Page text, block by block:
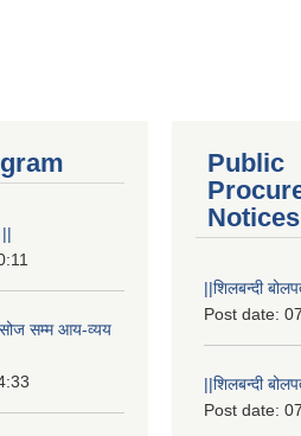
सम्म आय-व्यय
Public
Notices
||शिलबन्दी
Post date:
||शिलबन्दी
Post date: